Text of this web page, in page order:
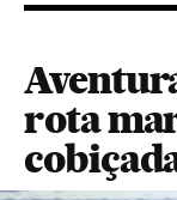
rota